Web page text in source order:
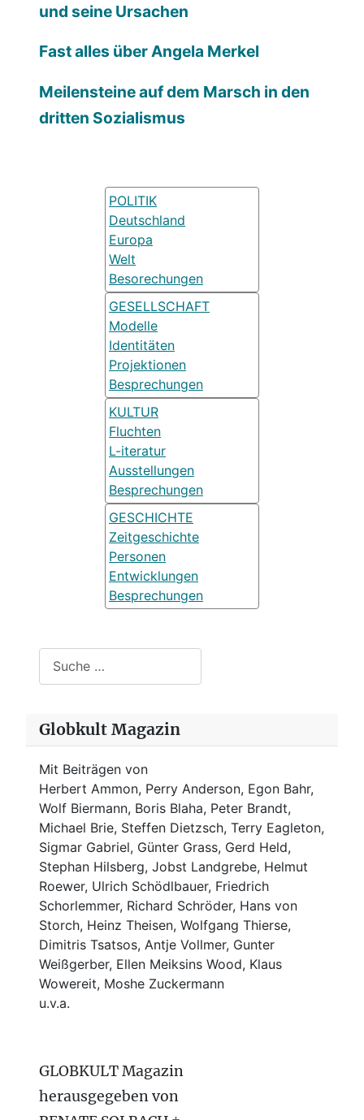
und seine Ursachen
Fast alles über Angela Merkel
Meilensteine auf dem Marsch in den
dritten Sozialismus
POLITIK
Deutschland
Europa
Welt
Besorechungen
GESELLSCHAFT
Modelle
Identitäten
Projektionen
Besprechungen
KULTUR
Fluchten
L-iteratur
Ausstellungen
Besprechungen
GESCHICHTE
Zeitgeschichte
Personen
Entwicklungen
Besprechungen
Globkult Magazin
Mit Beiträgen von
Herbert Ammon, Perry Anderson, Egon Bahr,
Wolf Biermann, Boris Blaha, Peter Brandt,
Michael Brie, Steffen Dietzsch, Terry Eagleton,
Sigmar Gabriel, Günter Grass, Gerd Held,
Stephan Hilsberg, Jobst Landgrebe, Helmut
Roewer, Ulrich Schödlbauer, Friedrich
Schorlemmer, Richard Schröder, Hans von
Storch, Heinz Theisen, Wolfgang Thierse,
Dimitris Tsatsos, Antje Vollmer, Gunter
Weißgerber, Ellen Meiksins Wood, Klaus
Wowereit, Moshe Zuckermann
u.v.a.
GLOBKULT Magazin
herausgegeben von